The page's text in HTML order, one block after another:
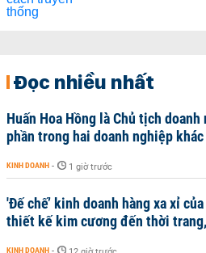
Đọc nhiều nhất
Huấn Hoa Hồng là Chủ tịch
phần trong hai doanh nghiệp khác
KINH DOANH - 1 giờ trước
'Đế chế’ kinh doanh hàng xa xỉ
thiết kế kim cương đến thời
KINH DOANH